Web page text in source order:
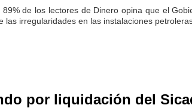
89% de los lectores de Dinero opina que el
las irregularidades en las instalaciones
por liquidación del